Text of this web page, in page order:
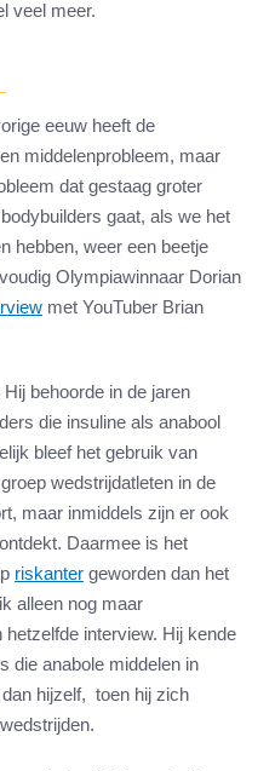
veel meer.
eeuw heeft de
middelenprobleem, maar
dat gestaag groter
gaat, als we het
hebben, weer een beetje
Olympiawinnaar Dorian
met YouTuber Brian
behoorde in de jaren
die insuline als anabool
bleef het gebruik van
wedstrijdatleten in de
maar inmiddels zijn er ook
Daarmee is het
riskanter geworden dan het
alleen nog maar
interview. Hij kende
die anabole middelen in
hijzelf, toen hij zich